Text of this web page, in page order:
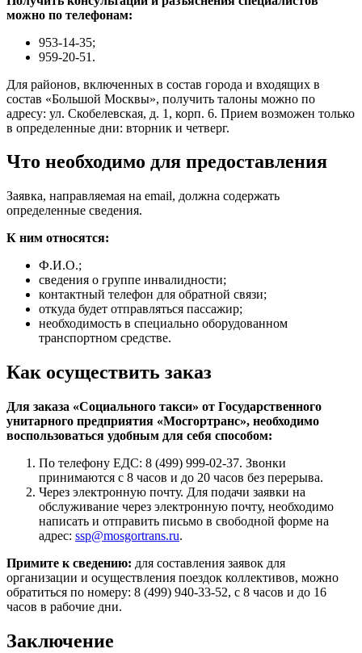
можно по телефонам:
953-14-35;
959-20-51.
Для районов, включенных в состав города и входящих в
состав «Большой Москвы», получить талоны можно по
адресу: ул. Скобелевская, д. 1, корп. 6. Прием возможен только
в определенные дни: вторник и четверг.
Что необходимо для предоставления
Заявка, направляемая на email, должна содержать
определенные сведения.
К ним относятся:
Ф.И.О.;
сведения о группе инвалидности;
контактный телефон для обратной связи;
откуда будет отправляться пассажир;
необходимость в специально оборудованном
транспортном средстве.
Как осуществить заказ
Для заказа «Социального такси» от Государственного
унитарного предприятия «Мосгортранс», необходимо
воспользоваться удобным для себя способом:
По телефону ЕДС: 8 (499) 999-02-37. Звонки
принимаются с 8 часов и до 20 часов без перерыва.
Через электронную почту. Для подачи заявки на
обслуживание через электронную почту, необходимо
написать и отправить письмо в свободной форме на
адрес: ssp@mosgortrans.ru.
Примите к сведению: для составления заявок для
организации и осуществления поездок коллективов, можно
обратиться по номеру: 8 (499) 940-33-52, с 8 часов и до 16
часов в рабочие дни.
Заключение